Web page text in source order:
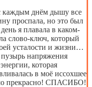
каждым днём дышу все
проспала, но это был
я плавала в каком-
слово-ключ, который
усталости и жизни…
напряжения
которая
в моё иссохшее
прекрасно! СПАСИБО!